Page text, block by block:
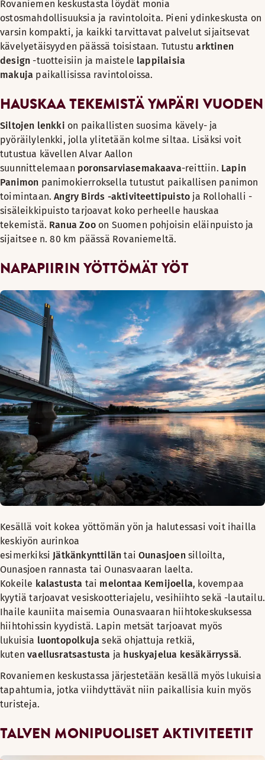
Rovaniemen keskustasta löydät monia
ostosmahdollisuuksia ja ravintoloita. Pieni ydinkeskusta on
varsin kompakti, ja kaikki tarvittavat palvelut sijaitsevat
kävelyetäisyyden päässä toisistaan. Tutustuarktinen
design -tuotteisiin ja maistele lappilaisia
makuja paikallisissa ravintoloissa.
HAUSKAA TEKEMISTÄ YMPÄRI VUODEN
Siltojen lenkki on paikallisten suosima kävely- ja
pyöräilylenkki, jolla ylitetään kolme siltaa. Lisäksi voit
tutustua kävellen Alvar Aallon
suunnittelemaan poronsarviasemakaava-reittiin. Lapin
Panimon panimokierroksella tutustut paikallisen panimon
toimintaan.Angry Birds -aktiviteettipuisto ja Rollohalli -
sisäleikkipuisto tarjoavat koko perheelle hauskaa
tekemistä. Ranua Zooon Suomen pohjoisin eläinpuisto ja
sijaitsee n. 80 km päässä Rovaniemeltä.
NAPAPIIRIN YÖTTÖMÄT YÖT
Kesällä voit kokea yöttömän yön ja halutessasi voit ihailla
keskiyön aurinkoa
esimerkiksi Jätkänkynttilän taiOunasjoensilloilta,
Ounasjoen rannasta tai Ounasvaaran laelta.
Kokeile kalastusta tai melontaa Kemijoella, kovempaa
kyytiä tarjoavat vesiskootteriajelu, vesihiihto sekä -lautailu.
Ihaile kauniita maisemia Ounasvaaran hiihtokeskuksessa
hiihtohissin kyydistä. Lapin metsät tarjoavat myös
lukuisia luontopolkujasekä ohjattuja retkiä,
kutenvaellusratsastusta ja huskyajelua kesäkärryssä.
Rovaniemen keskustassa järjestetään kesällä myös lukuisia
tapahtumia, jotka viihdyttävät niin paikallisia kuin myös
turisteja.
TALVEN MONIPUOLISET AKTIVITEETIT